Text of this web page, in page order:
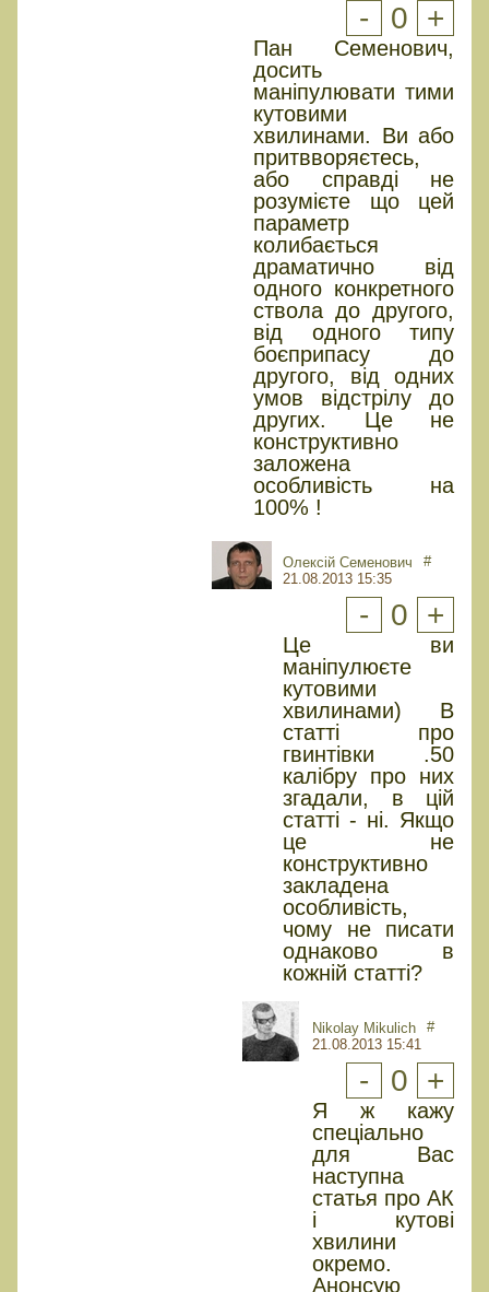
- 0 +
Пан Семенович,
досить
маніпулювати тими
кутовими
хвилинами. Ви або
притвворяєтесь,
або справді не
розумієте що цей
параметр
колибається
драматично від
одного конкретного
ствола до другого,
від одного типу
боєприпасу до
другого, від одних
умов відстрілу до
других. Це не
конструктивно
заложена
особливість на
100% !
Олексій Семенович
21.08.2013 15:35
#
- 0 +
Це ви
маніпулюєте
кутовими
хвилинами) В
статті про
гвинтівки .50
калібру про них
згадали, в цій
статті - ні. Якщо
це не
конструктивно
закладена
особливість,
чому не писати
однаково в
кожній статті?
Nikolay Mikulich
21.08.2013 15:41
#
- 0 +
Я ж кажу
спеціально
для Вас
наступна
статья про АК
і кутові
хвилини
окремо.
Анонсую